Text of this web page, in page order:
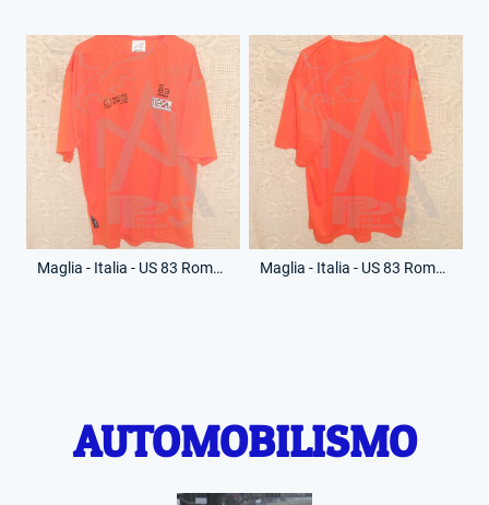
Maglia - Italia - US 83 Roma - (Fronte) Maglia - Italia - US 83 Roma - (Retro)
AUTOMOBILISMO